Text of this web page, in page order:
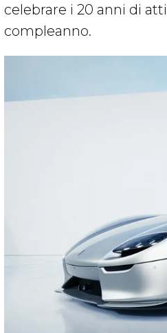
celebrare i 20 anni di
compleanno.